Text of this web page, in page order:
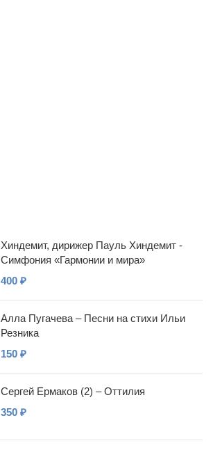
Хиндемит, дирижер Пауль Хиндемит -
Симфония «Гармонии и мира»
400 ₽
Алла Пугачева – Песни на стихи Ильи
Резника
150 ₽
Сергей Ермаков (2) – Оттилия
350 ₽